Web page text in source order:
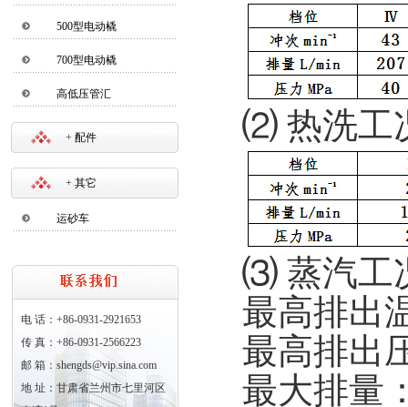
500型电动橇
700型电动橇
高低压管汇
+ 配件
+ 其它
运砂车
电 话：+86-0931-2921653
传 真：+86-0931-2566223
邮 箱：shengds@vip.sina.com
地 址：甘肃省兰州市七里河区
⑵ 热洗工
⑶ 蒸汽工
最高排出
最高排出
最大排量